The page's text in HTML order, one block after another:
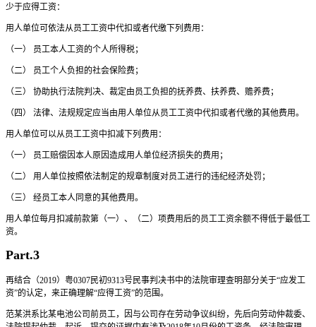
少于应得工资：
用人单位可依法从员工工资中代扣或者代缴下列费用：
（一） 员工本人工资的个人所得税；
（二） 员工个人负担的社会保险费；
（三） 协助执行法院判决、裁定由员工负担的抚养费、扶养费、赡养费；
（四） 法律、法规规定应当由用人单位从员工工资中代扣或者代缴的其他费用。
用人单位可以从员工工资中扣减下列费用：
（一） 员工赔偿因本人原因造成用人单位经济损失的费用；
（二） 用人单位按照依法制定的规章制度对员工进行的违纪经济处罚；
（三） 经员工本人同意的其他费用。
用人单位每月扣减前款第（一）、（二）项费用后的员工工资余额不得低于最低工
资。
Part.3
再结合（2019）粤0307民初9313号民事判决书中的法院审理查明部分关于“应发工
资”的认定，来正确理解“应得工资”的范围。
范某洪系比某电池公司前员工，因与公司存在劳动争议纠纷，先后向劳动仲裁委、